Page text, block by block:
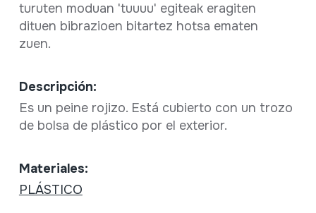
turuten moduan 'tuuuu' egiteak eragiten
dituen bibrazioen bitartez hotsa ematen
zuen.
Descripción:
Es un peine rojizo. Está cubierto con un trozo
de bolsa de plástico por el exterior.
Materiales:
PLÁSTICO